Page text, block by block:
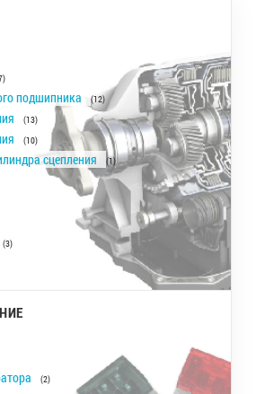
подшипника (12)
(13)
(10)
сцепления (1)
(3)
(2)